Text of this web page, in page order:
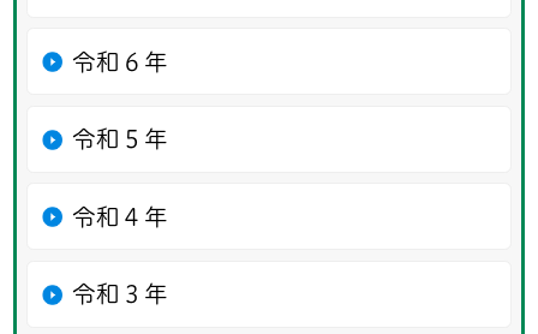
令和６年
令和５年
令和４年
令和３年